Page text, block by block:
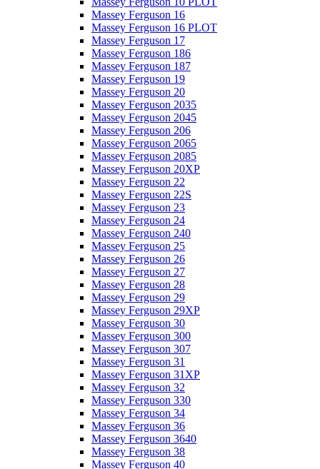
Massey Ferguson 16
Massey Ferguson 16 PLOT
Massey Ferguson 17
Massey Ferguson 186
Massey Ferguson 187
Massey Ferguson 19
Massey Ferguson 20
Massey Ferguson 2035
Massey Ferguson 2045
Massey Ferguson 206
Massey Ferguson 2065
Massey Ferguson 2085
Massey Ferguson 20XP
Massey Ferguson 22
Massey Ferguson 22S
Massey Ferguson 23
Massey Ferguson 24
Massey Ferguson 240
Massey Ferguson 25
Massey Ferguson 26
Massey Ferguson 27
Massey Ferguson 28
Massey Ferguson 29
Massey Ferguson 29XP
Massey Ferguson 30
Massey Ferguson 300
Massey Ferguson 307
Massey Ferguson 31
Massey Ferguson 31XP
Massey Ferguson 32
Massey Ferguson 330
Massey Ferguson 34
Massey Ferguson 36
Massey Ferguson 3640
Massey Ferguson 38
Massey Ferguson 40